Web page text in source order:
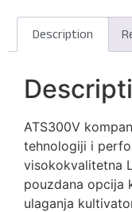
Description
ATS300V
tehnologiji i
visokokvalitetna
pouzdana opcija
ulaganja